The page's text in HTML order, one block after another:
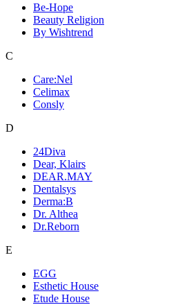
Be-Hope
Beauty Religion
By Wishtrend
C
Care:Nel
Celimax
Consly
D
24Diva
Dear, Klairs
DEAR.MAY
Dentalsys
Derma:B
Dr. Althea
Dr.Reborn
E
EGG
Esthetic House
Etude House